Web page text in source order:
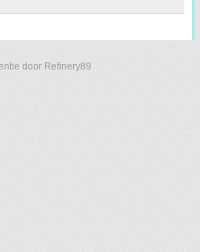
door Refinery89